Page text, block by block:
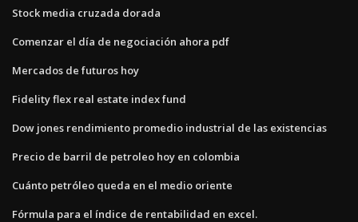
Stock media cruzada dorada
Comenzar el día de negociación ahora pdf
Mercados de futuros hoy
Fidelity flex real estate index fund
Dow jones rendimiento promedio industrial de las existencias
Precio de barril de petroleo hoy en colombia
Cuánto petróleo queda en el medio oriente
Fórmula para el índice de rentabilidad en excel.